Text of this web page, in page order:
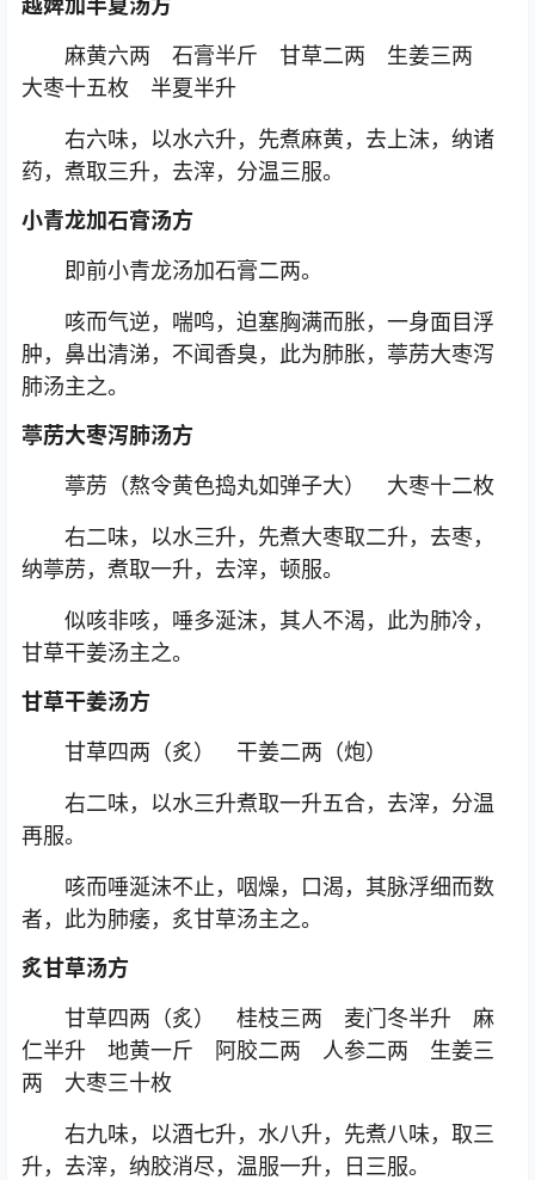
越婢加半夏汤方
麻黄六两 石膏半斤 甘草二两 生姜三两
大枣十五枚 半夏半升
右六味，以水六升，先煮麻黄，去上沫，纳诸
药，煮取三升，去滓，分温三服。
小青龙加石膏汤方
即前小青龙汤加石膏二两。
咳而气逆，喘鸣，迫塞胸满而胀，一身面目浮
肿，鼻出清涕，不闻香臭，此为肺胀，葶苈大枣泻
肺汤主之。
葶苈大枣泻肺汤方
葶苈（熬令黄色捣丸如弹子大） 大枣十二枚
右二味，以水三升，先煮大枣取二升，去枣，
纳葶苈，煮取一升，去滓，顿服。
似咳非咳，唾多涎沫，其人不渴，此为肺冷，
甘草干姜汤主之。
甘草干姜汤方
甘草四两（炙） 干姜二两（炮）
右二味，以水三升煮取一升五合，去滓，分温
再服。
咳而唾涎沫不止，咽燥，口渴，其脉浮细而数
者，此为肺痿，炙甘草汤主之。
炙甘草汤方
甘草四两（炙） 桂枝三两 麦门冬半升 麻
仁半升 地黄一斤 阿胶二两 人参二两 生姜三
两 大枣三十枚
右九味，以酒七升，水八升，先煮八味，取三
升，去滓，纳胶消尽，温服一升，日三服。